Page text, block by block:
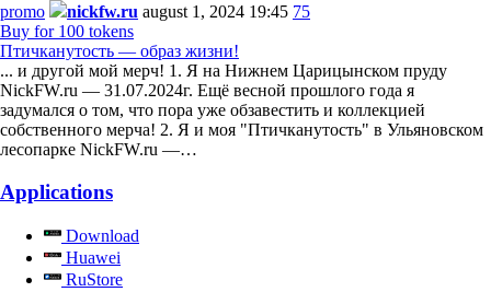
promo nickfw.ru august 1, 2024 19:45 75
Buy for 100 tokens
Птичканутость — образ жизни!
... и другой мой мерч! 1. Я на Нижнем Царицынском пруду
NickFW.ru — 31.07.2024г. Ещё весной прошлого года я
задумался о том, что пора уже обзавестить и коллекцией
собственного мерча! 2. Я и моя "Птичканутость" в Ульяновском
лесопарке NickFW.ru —…
Applications
Download
Huawei
RuStore